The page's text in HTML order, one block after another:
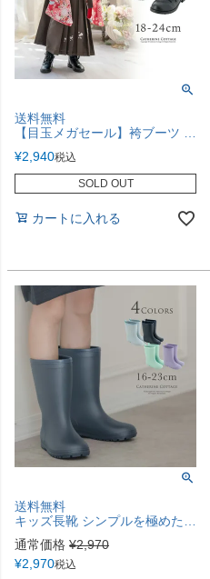
送料無料
【目玉メガセール】袴ブーツ リボン レースアップ ローヒール 黒 和装 履物 フォーマル カジュアル 編み上げブーツ TAK
¥2,940税込
SOLD OUT
カートに入れる
送料無料
キッズ長靴 シンプルを極めたレインブーツ 男の子 女の子 キレイめ TAK
通常価格 ¥2,970
¥2,970税込